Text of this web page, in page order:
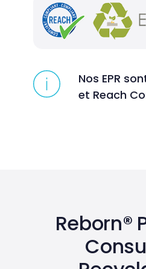
Nos EPR
et Reach
Reborn®